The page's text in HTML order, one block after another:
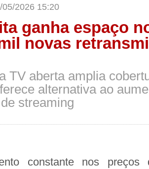
2026 15:20
ganha espaço
novas
TV aberta amplia
alternativa ao
streaming
constante nos preços